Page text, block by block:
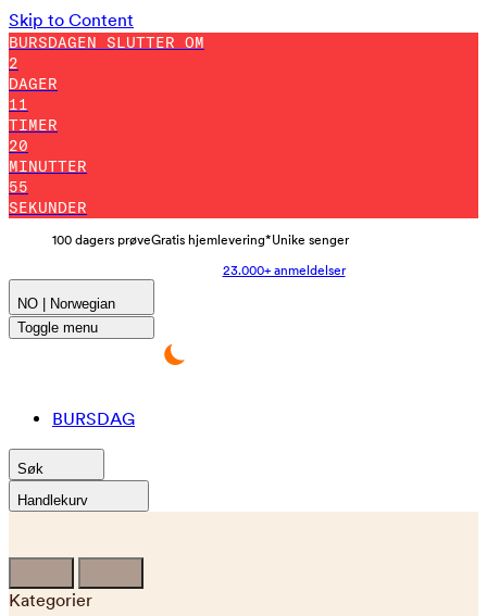
Skip to Content
BURSDAGEN SLUTTER OM
2
DAGER
11
TIMER
20
MINUTTER
42
SEKUNDER
100 dagers prøveGratis hjemlevering*Unike senger
23.000+ anmeldelser
NO | Norwegian
Toggle menu
BURSDAG
Søk
Handlekurv
Kategorier